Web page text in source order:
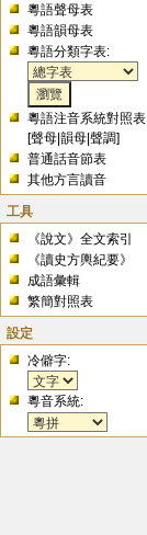
粵語聲母表
粵語韻母表
粵語分類字表:
粵語注音系統對照表
[聲母 |韻母 |聲調]
普通話音節表
其他方言讀音
工具
《說文》全文索引
《讀史方輿紀要》
成語彙輯
繁簡對照表
設定
冷僻字:
粵音系統: